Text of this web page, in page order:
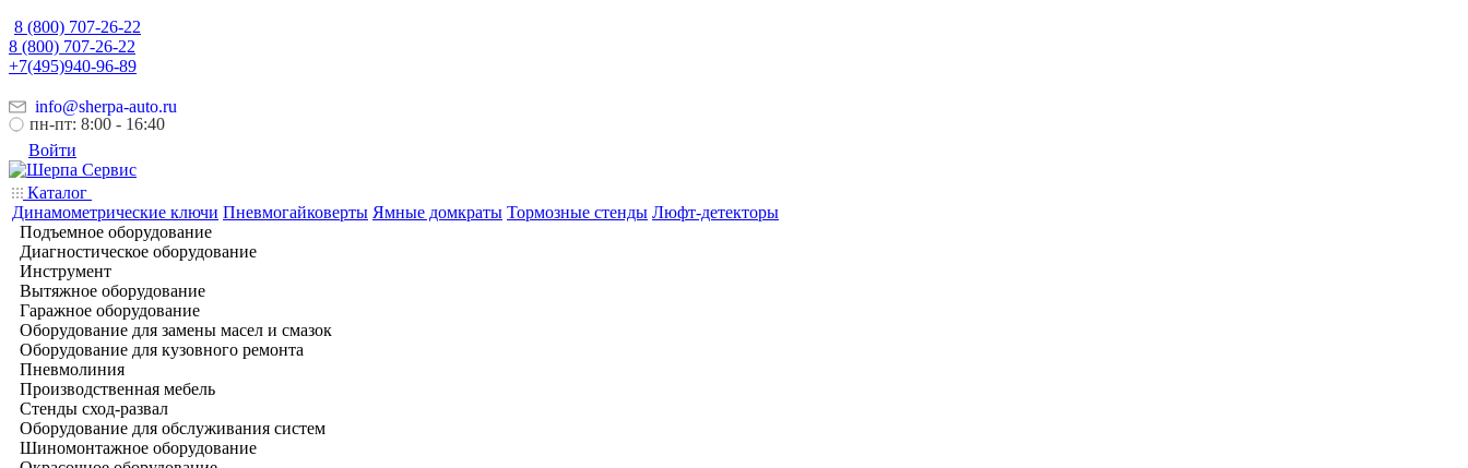
8 (800) 707-26-22
8 (800) 707-26-22
+7(495)940-96-89
info@sherpa-auto.ru
пн-пт: 8:00 - 16:40
Войти
Каталог
Динамометрические ключи Пневмогайковерты Ямные домкраты Тормозные стенды Люфт-детекторы
Подъемное оборудование
Диагностическое оборудование
Инструмент
Вытяжное оборудование
Гаражное оборудование
Оборудование для замены масел и смазок
Оборудование для кузовного ремонта
Пневмолиния
Производственная мебель
Стенды сход-развал
Оборудование для обслуживания систем
Шиномонтажное оборудование